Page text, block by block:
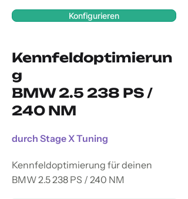
Konfigurieren
Kennfeldoptimierun
g
BMW 2.5 238 PS /
240 NM
durch Stage X Tuning
Kennfeldoptimierung für deinen
BMW 2.5 238 PS / 240 NM